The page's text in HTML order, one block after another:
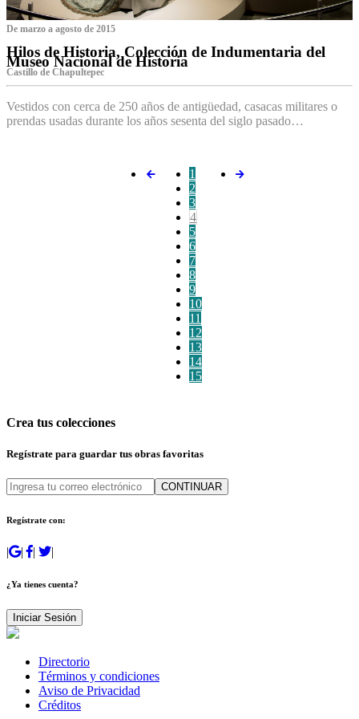
De marzo a agosto de 2015
Hilos de Historia, Colección de Indumentaria del
Museo Nacional de Historia
Castillo de Chapultepec
Vestidos con cerca de 250 años de antigüedad, casacas militares o
prendas usadas durante los años sesenta del siglo pasado…
1
2
3
4
5
6
7
8
9
10
11
12
13
14
15
Crea tus colecciones
Regístrate para guardar tus obras favoritas
CONTINUAR
Regístrate con:
| | | |
¿Ya tienes cuenta?
Iniciar Sesión
Directorio
Términos y condiciones
Aviso de Privacidad
Créditos